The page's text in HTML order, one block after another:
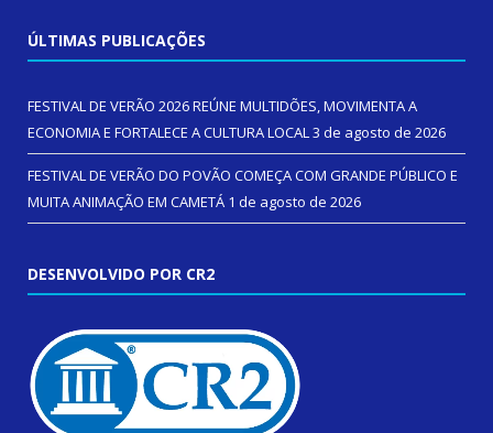
ÚLTIMAS PUBLICAÇÕES
FESTIVAL DE VERÃO 2026 REÚNE MULTIDÕES, MOVIMENTA A
ECONOMIA E FORTALECE A CULTURA LOCAL3 de agosto de 2026
FESTIVAL DE VERÃO DO POVÃO COMEÇA COM GRANDE PÚBLICO E
MUITA ANIMAÇÃO EM CAMETÁ 1 de agosto de 2026
DESENVOLVIDO POR CR2